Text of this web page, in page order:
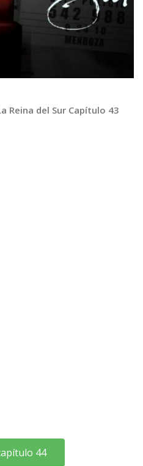
Reina del Sur Capítulo 43
44